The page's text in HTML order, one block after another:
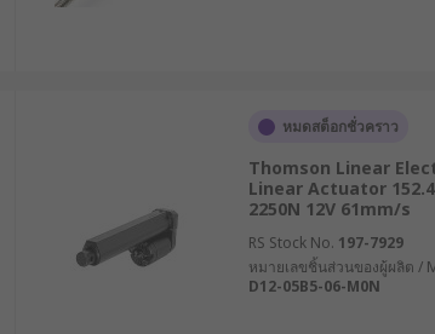
งขับมากและทำงานตลอดเวลา
Actuator
Linear Actuator มีโครงสร้างที่เรียบง่ายและใช้
งใช้ระบบกลไกซับซ้อนเหมือนระบบไฮดรอลิก
ตัวกระตุ้นเชิงเส้นช่วยให้สามารถควบคุมระยะชัก
ะงานระบบอัตโนมัติที่ต้องการความละเอียดสูง
หมดสต็อกชั่วคราว
Thomson Linear
Linear Actuator
2250N 12V 61mm/s
RS Stock No. 197-7929
หมายเลขชิ้นส่วนของผู้ผลิต /
D12-05B5-06-M0N